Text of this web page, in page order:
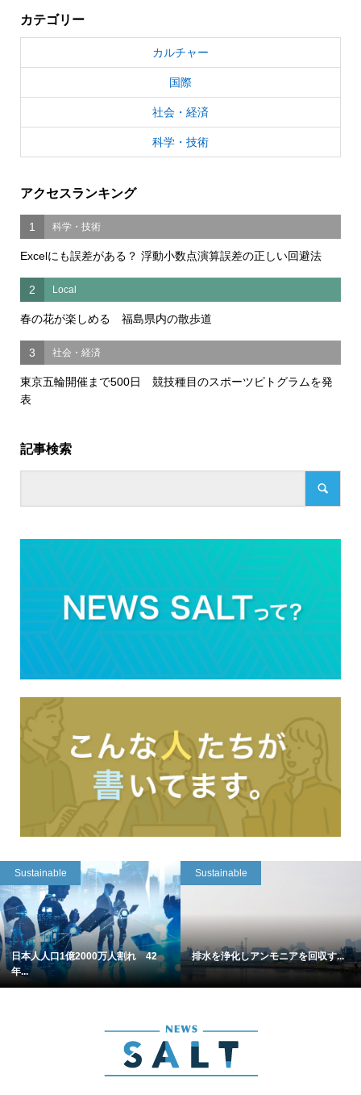
カテゴリー
カルチャー
国際
社会・経済
科学・技術
アクセスランキング
1 科学・技術
Excelにも誤差がある？ 浮動小数点演算誤差の正しい回避法
2 Local
春の花が楽しめる 福島県内の散歩道
3 社会・経済
東京五輪開催まで500日 競技種目のスポーツピトグラムを発
表
記事検索
Sustainable
日本人人口1億2000万人割れ 42
年...
Sustainable
排水を浄化しアンモニアを回収す...